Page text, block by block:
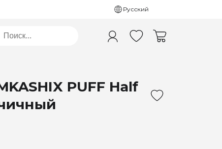
Русский
PUFF Half